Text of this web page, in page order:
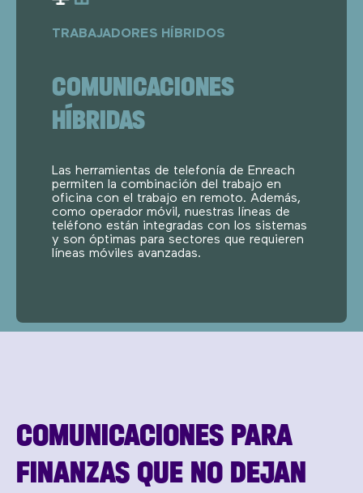
TRABAJADORES HÍBRIDOS
COMUNICACIONES
HÍBRIDAS
Las herramientas de telefonía de Enreach
permiten la combinación del trabajo en
oficina con el trabajo en remoto. Además,
como operador móvil, nuestras líneas de
teléfono están integradas con los sistemas
y son óptimas para sectores que requieren
líneas móviles avanzadas.
COMUNICACIONES PARA
FINANZAS QUE NO DEJAN